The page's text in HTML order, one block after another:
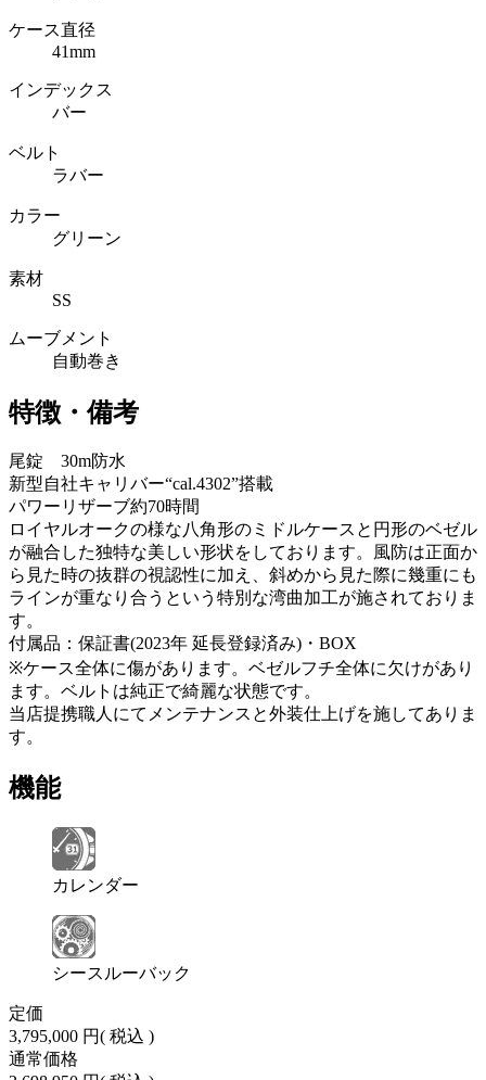
ケース直径
41mm
インデックス
バー
ベルト
ラバー
カラー
グリーン
素材
SS
ムーブメント
自動巻き
特徴・備考
尾錠 30m防水
新型自社キャリバー“cal.4302”搭載
パワーリザーブ約70時間
ロイヤルオークの様な八角形のミドルケースと円形のベゼル
が融合した独特な美しい形状をしております。風防は正面か
ら見た時の抜群の視認性に加え、斜めから見た際に幾重にも
ラインが重なり合うという特別な湾曲加工が施されておりま
す。
付属品：保証書(2023年 延長登録済み)・BOX
※ケース全体に傷があります。ベゼルフチ全体に欠けがあり
ます。ベルトは純正で綺麗な状態です。
当店提携職人にてメンテナンスと外装仕上げを施してありま
す。
機能
カレンダー
シースルーバック
定価
3,795,000 円( 税込 )
通常価格